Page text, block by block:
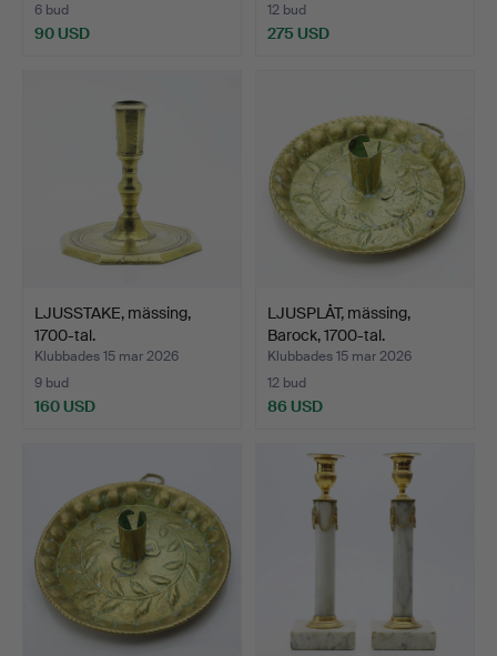
6 bud
90 USD
12 bud
275 USD
LJUSSTAKE, mässing,
1700-tal.
Klubbades 15 mar 2026
9 bud
160 USD
LJUSPLÅT, mässing,
Barock, 1700-tal.
Klubbades 15 mar 2026
12 bud
86 USD